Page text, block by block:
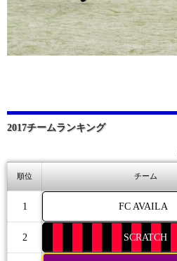
2017チームランキング
順位 チーム
1 FC AVAILA
2 SCRATCH